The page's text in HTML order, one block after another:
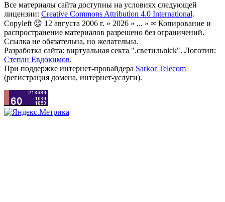
Все материалы сайта доступны на условиях следующей
лицензии: Creative Commons Attribution 4.0 International.
Copyleft 😉 12 августа 2006 г. » 2026 » ... » ∞ Копирование и
распространение материалов разрешено без ограничений.
Ссылка не обязательна, но желательна.
Разработка сайта: виртуальная секта ".светильnick". Логотип:
Степан Евдокимов.
При поддержке интернет-провайдера Sarkor Telecom
(регистрация домена, интернет-услуги).